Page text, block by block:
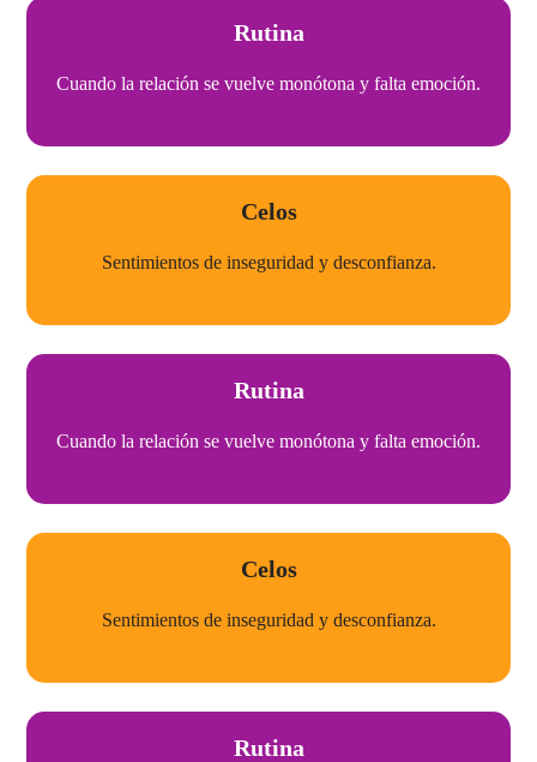
Rutina
Cuando la relación se vuelve monótona y falta emoción.
Celos​
Sentimientos de inseguridad y desconfianza.
Rutina
Cuando la relación se vuelve monótona y falta emoción.
Celos​
Sentimientos de inseguridad y desconfianza.
Rutina